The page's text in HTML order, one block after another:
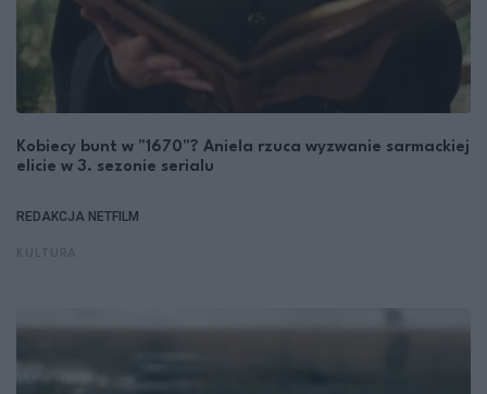
Kobiecy bunt w "1670"? Aniela rzuca wyzwanie sarmackiej
elicie w 3. sezonie serialu
REDAKCJA NETFILM